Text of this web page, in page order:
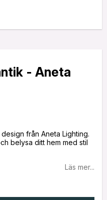
- Aneta
från Aneta Lighting.
belysa ditt hem med stil
Läs mer...